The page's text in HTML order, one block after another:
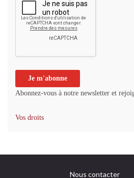
Abonnez-vous à notre newsletter et
Vos droits
Nous contacter